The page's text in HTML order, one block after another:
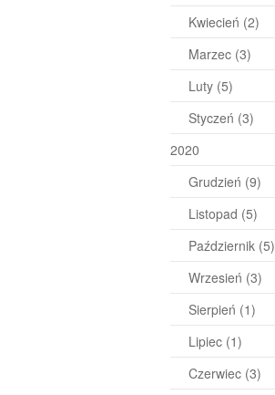
Kwiecień (2)
Marzec (3)
Luty (5)
Styczeń (3)
2020
Grudzień (9)
Listopad (5)
Październik (5)
Wrzesień (3)
Sierpień (1)
Lipiec (1)
Czerwiec (3)